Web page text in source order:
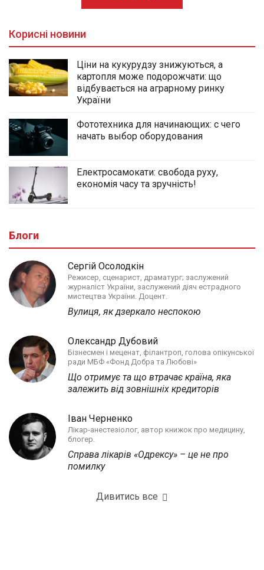
Корисні новини
Ціни на кукурудзу знижуються, а
картопля може подорожчати: що
відбувається на аграрному ринку
України
Фототехника для начинающих: с чего
начать выбор оборудования
Електросамокати: свобода руху,
економія часу та зручність!
Блоги
Сергій Осолодкін
Режисер, сценарист, драматург; заслужений
журналіст України, заслужений діяч естрадного
мистецтва України. Доцент.
Вулиця, як дзеркало неспокою
Олександр Дубовий
Бізнесмен і меценат, філантроп, голова опікунської
ради МБФ «Фонд Добра та Любові»
Що отримує та що втрачає країна, яка
залежить від зовнішніх кредиторів
Іван Черненко
Лікар-анестезіолог, автор книжок про медицину,
блогер.
Справа лікарів «Одрексу» – це не про
помилку
Дивитись все